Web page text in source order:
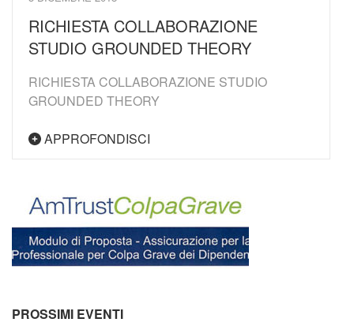
RICHIESTA COLLABORAZIONE
STUDIO GROUNDED THEORY
RICHIESTA COLLABORAZIONE STUDIO
GROUNDED THEORY
APPROFONDISCI
PROSSIMI EVENTI